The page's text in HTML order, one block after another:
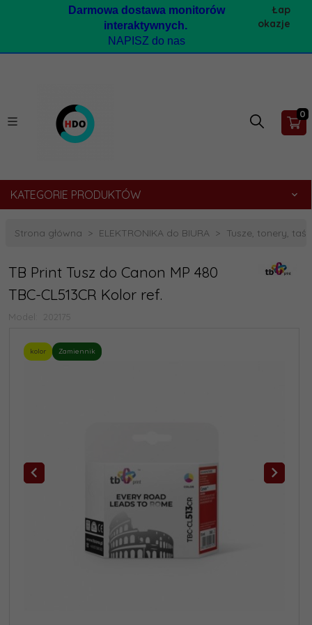
Darmowa dostawa monitorów
interaktywnych.
NAPISZ do nas
Łap
okazje
0
KATEGORIE PRODUKTÓW
Strona główna ELEKTRONIKA do BIURA Tusze, tonery,
TB Print Tusz do Canon MP 480
TBC-CL513CR Kolor ref.
Model: 202175
kolor Zamiennik